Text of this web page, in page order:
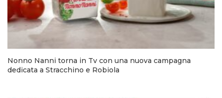
Nonno Nanni torna in Tv con una nuova campagna
dedicata a Stracchino e Robiola